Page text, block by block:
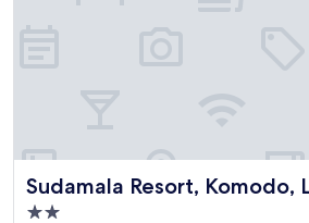
Sudamala Resort, Komodo,
Sudamala Resort, Komodo, Labuan
ที่พัก